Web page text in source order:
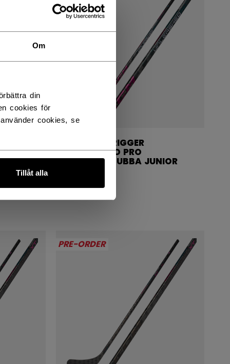
Om
din
cookies för
cookies, se
Tillåt alla
RIBCOR TRIGGER
UNLEASHED PRO
HOCKEYKLUBBA JUNIOR
2099,00 kr
PRE-ORDER